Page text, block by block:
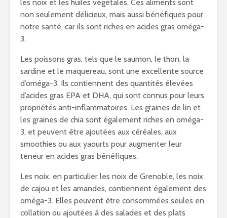
les noix et les huiles végétales. Ces aliments sont
non seulement délicieux, mais aussi bénéfiques pour
notre santé, car ils sont riches en acides gras oméga-
3.
Les poissons gras, tels que le saumon, le thon, la
sardine et le maquereau, sont une excellente source
d’oméga-3. Ils contiennent des quantités élevées
d’acides gras EPA et DHA, qui sont connus pour leurs
propriétés anti-inflammatoires. Les graines de lin et
les graines de chia sont également riches en oméga-
3, et peuvent être ajoutées aux céréales, aux
smoothies ou aux yaourts pour augmenter leur
teneur en acides gras bénéfiques.
Les noix, en particulier les noix de Grenoble, les noix
de cajou et les amandes, contiennent également des
oméga-3. Elles peuvent être consommées seules en
collation ou ajoutées à des salades et des plats